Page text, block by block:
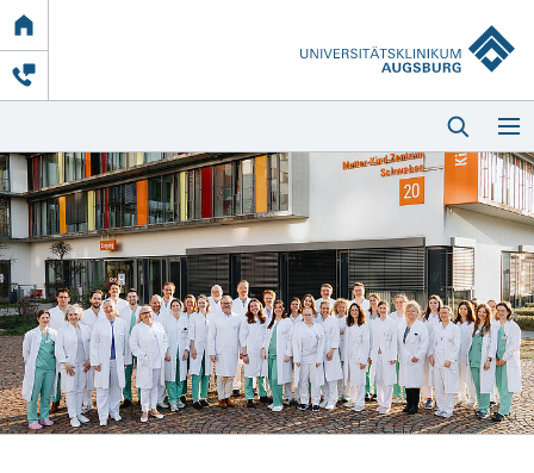
Link
zur
Startseite
Startseite
Kliniken & Einrichtungen